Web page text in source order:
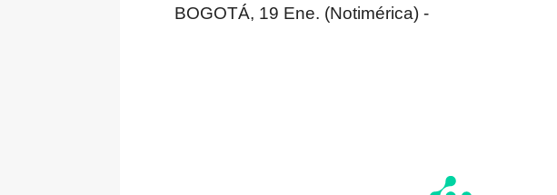
BOGOTÁ, 19 Ene. (Notimérica) -